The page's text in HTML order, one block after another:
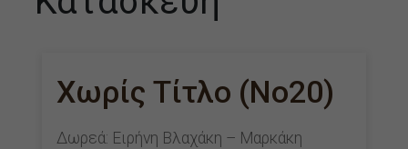
Χωρίς Τίτλο (Νο20)
Δωρεά: Ειρήνη Βλαχάκη – Μαρκάκη